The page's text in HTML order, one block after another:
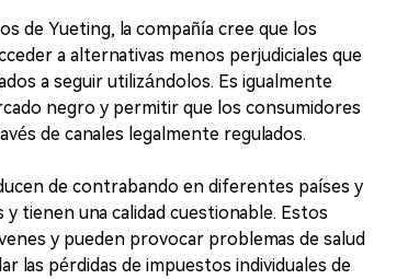
de Yueting, la compañía cree que los
a alternativas menos perjudiciales que
a seguir utilizándolos. Es igualmente
negro y permitir que los consumidores
de canales legalmente regulados.
de contrabando en diferentes países y
tienen una calidad cuestionable. Estos
y pueden provocar problemas de salud
las pérdidas de impuestos individuales de